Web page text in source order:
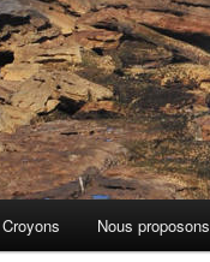
Nous proposons